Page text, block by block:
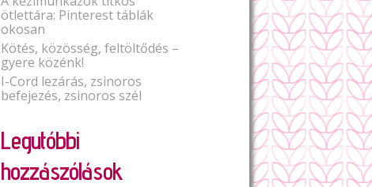
ötlettára: Pinterest táblák
okosan
Kötés, közösség, feltöltődés –
gyere közénk!
I-Cord lezárás, zsinoros
befejezés, zsinoros szél
Legutóbbi
hozzászólások